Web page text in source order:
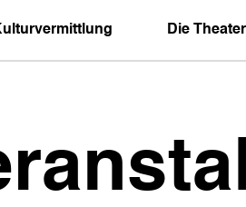
Die Theater